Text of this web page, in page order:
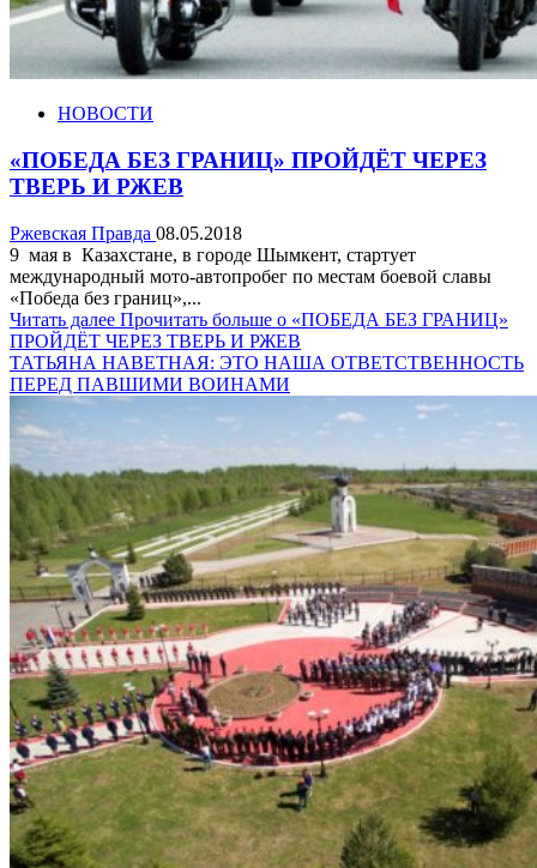
НОВОСТИ
«ПОБЕДА БЕЗ ГРАНИЦ» ПРОЙДЁТ ЧЕРЕЗ
ТВЕРЬ И РЖЕВ
Ржевская Правда 08.05.2018
9 мая в Казахстане, в городе Шымкент, стартует
международный мото-автопробег по местам боевой славы
«Победа без границ»,...
Читать далее Прочитать больше о «ПОБЕДА БЕЗ ГРАНИЦ»
ПРОЙДЁТ ЧЕРЕЗ ТВЕРЬ И РЖЕВ
ТАТЬЯНА НАВЕТНАЯ: ЭТО НАША ОТВЕТСТВЕННОСТЬ
ПЕРЕД ПАВШИМИ ВОИНАМИ